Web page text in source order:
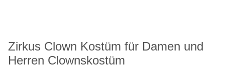
Zirkus Clown Kostüm für Damen und
Herren Clownskostüm